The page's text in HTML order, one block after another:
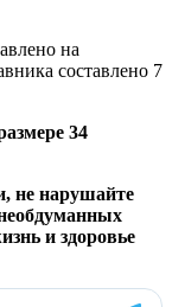
на
составлено 7
34
не нарушайте
и здоровье